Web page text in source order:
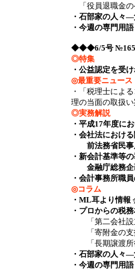
「役員退職金の
・石部家の人々
・今週の専門用語
◆◆◆6/5号
◎特集
・公益認定を受
◎最重要ニュース
・「税理士によ
理の当面の取扱
◎実務解説
・平成17年度に
・会社法におけ
前法務省民事
・新会計基準等
金融庁総務企
・会計事務所職
◎コラム
・ML耳より情報
・プロからの税
「第二会社設
「寄附金の支
「長期譲渡所
・石部家の人々
・今週の専門用語